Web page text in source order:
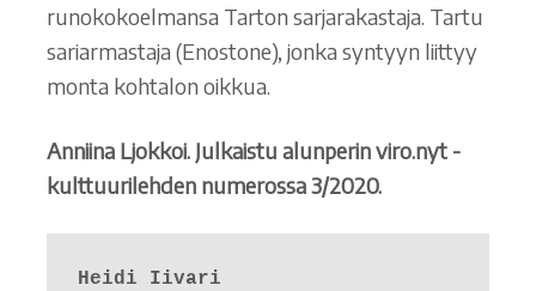
runokokoelmansa Tarton sarjarakastaja. Tartu
sariarmastaja (Enostone), jonka syntyyn liittyy
monta kohtalon oikkua.
Anniina Ljokkoi. Julkaistu alunperin viro.nyt -
kulttuurilehden numerossa 3/2020.
Heidi Iivari